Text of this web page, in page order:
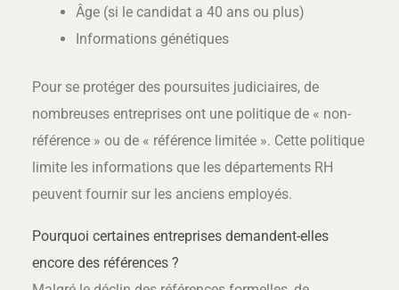
Âge (si le candidat a 40 ans ou plus)
Informations génétiques
Pour se protéger des poursuites judiciaires, de
nombreuses entreprises ont une politique de « non-
référence » ou de « référence limitée ». Cette politique
limite les informations que les départements RH
peuvent fournir sur les anciens employés.
Pourquoi certaines entreprises demandent-elles
encore des références ?